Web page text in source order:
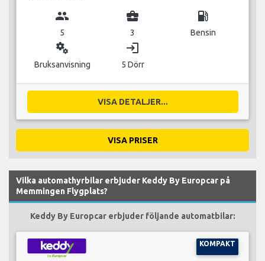
group
5
business_center
3
local_gas_station
Bensin
miscellaneous_services
Bruksanvisning
login
5 Dörr
VISA DETALJER...
VISA PRISER
Vilka automathyrbilar erbjuder Keddy By Europcar på
Memmingen Flygplats?
Keddy By Europcar erbjuder följande automatbilar:
KOMPAKT